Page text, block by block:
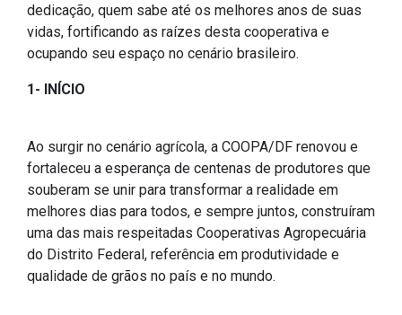
dedicação, quem sabe até os melhores anos de suas
vidas, fortificando as raízes desta cooperativa e
ocupando seu espaço no cenário brasileiro.
1- INÍCIO
Ao surgir no cenário agrícola, a COOPA/DF renovou e
fortaleceu a esperança de centenas de produtores que
souberam se unir para transformar a realidade em
melhores dias para todos, e sempre juntos, construíram
uma das mais respeitadas Cooperativas Agropecuária
do Distrito Federal, referência em produtividade e
qualidade de grãos no país e no mundo.